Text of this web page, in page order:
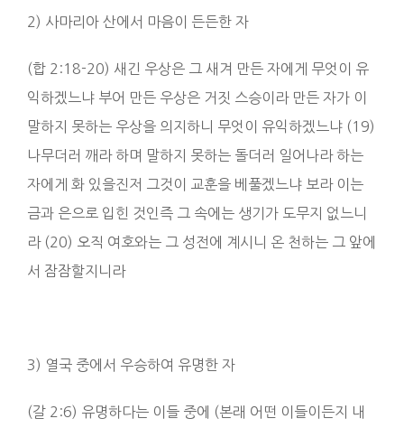
2) 사마리아 산에서 마음이 든든한 자
(합 2:18-20) 새긴 우상은 그 새겨 만든 자에게 무엇이 유
익하겠느냐 부어 만든 우상은 거짓 스승이라 만든 자가 이
말하지 못하는 우상을 의지하니 무엇이 유익하겠느냐 (19)
나무더러 깨라 하며 말하지 못하는 돌더러 일어나라 하는
자에게 화 있을진저 그것이 교훈을 베풀겠느냐 보라 이는
금과 은으로 입힌 것인즉 그 속에는 생기가 도무지 없느니
라 (20) 오직 여호와는 그 성전에 계시니 온 천하는 그 앞에
서 잠잠할지니라
3) 열국 중에서 우승하여 유명한 자
(갈 2:6) 유명하다는 이들 중에 (본래 어떤 이들이든지 내